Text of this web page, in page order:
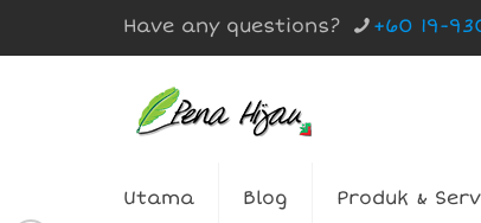
Have any questions? +60 19-
Utama Blog Produk &